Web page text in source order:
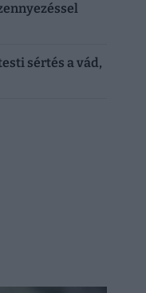
sértés a vád,